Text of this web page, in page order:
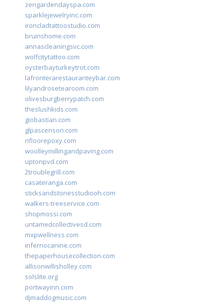
zengardendayspa.com
sparklejewelryinc.com
ironcladtattoostudio.com
bruinshome.com
annascleaningsvc.com
wolfcitytattoo.com
oysterbayturkeytrot.com
lafronterarestauranteybar.com
lilyandrosetearoom.com
olivesburgberrypatch.com
theslushkids.com
giobastian.com
glpascensori.com
rifloorepoxy.com
woolleymillingandpaving.com
uptonpvd.com
2troublegrill.com
casateranga.com
sticksandstonesstudiooh.com
walkers-treeservice.com
shopmossi.com
untamedcollectivesd.com
mxpwellness.com
infernocanine.com
thepaperhousecollection.com
allisonwillisholley.com
solslite.org
portwayinn.com
djmaddogmusic.com